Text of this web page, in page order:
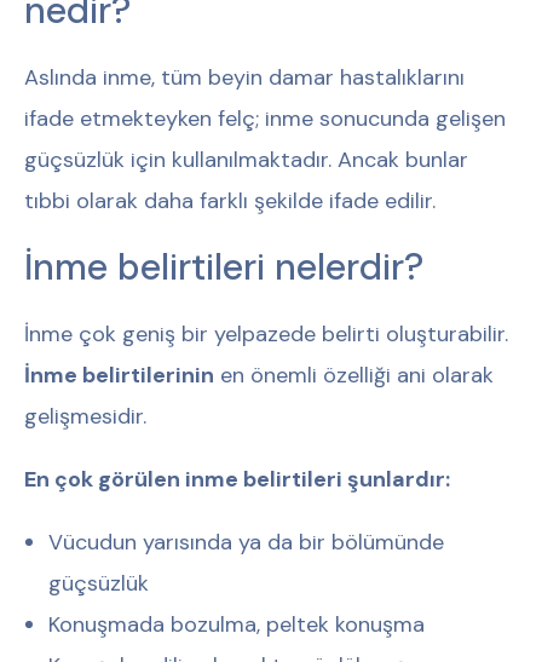
nedir?
Aslında inme, tüm beyin damar hastalıklarını
ifade etmekteyken felç; inme sonucunda gelişen
güçsüzlük için kullanılmaktadır. Ancak bunlar
tıbbi olarak daha farklı şekilde ifade edilir.
İnme belirtileri nelerdir?
İnme çok geniş bir yelpazede belirti oluşturabilir.
İnme belirtilerinin en önemli özelliği ani olarak
gelişmesidir.
En çok görülen inme belirtileri şunlardır:
Vücudun yarısında ya da bir bölümünde
güçsüzlük
Konuşmada bozulma, peltek konuşma